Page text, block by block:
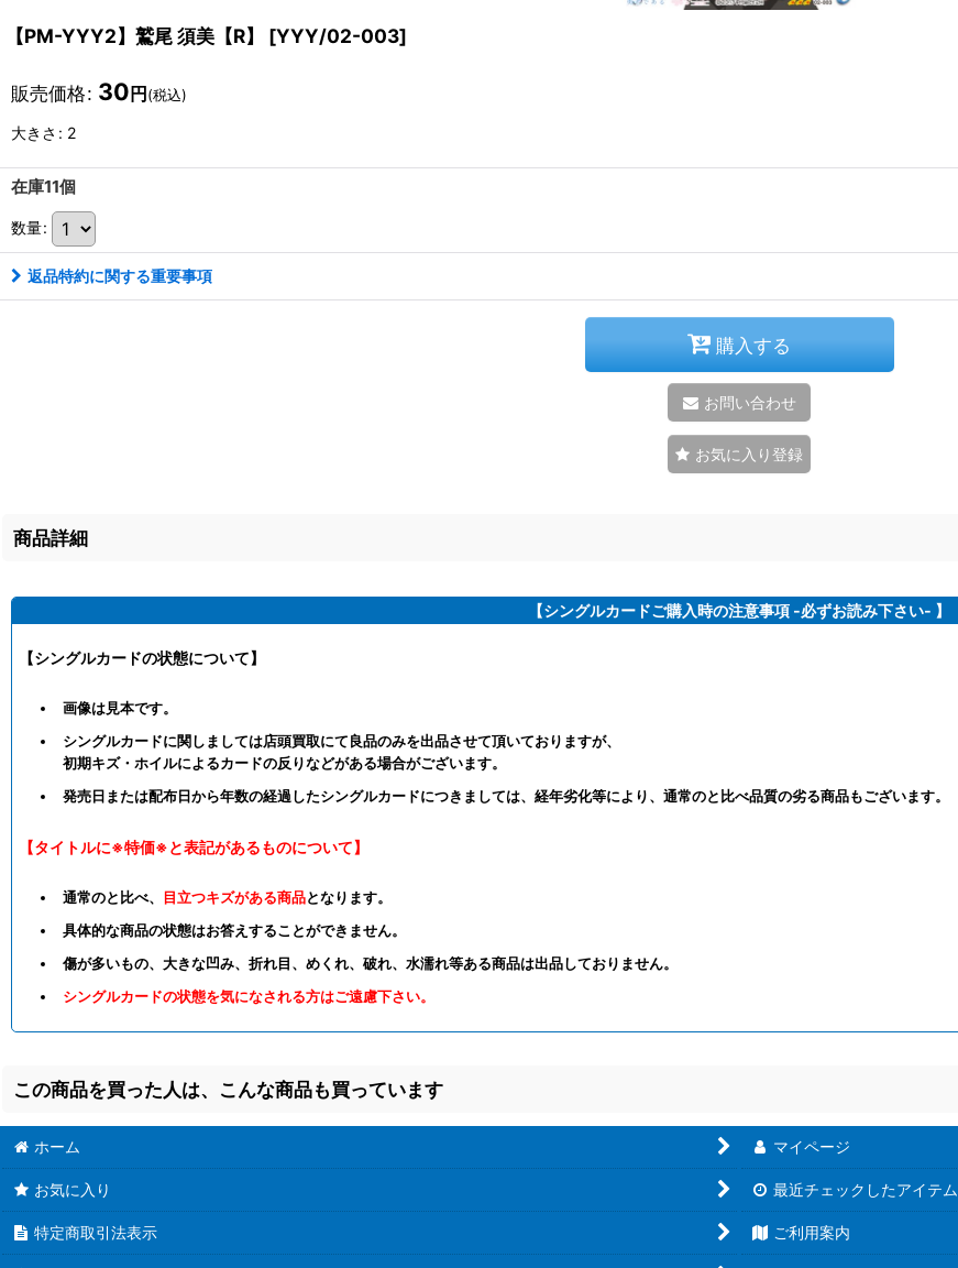
【PM-YYY2】鷲尾 須美【R】 [YYY/02-003]
販売価格: 30 円 (税込)
大きさ : 2
在庫11個
数量:
返品特約に関する重要事項
購入する
お問い合わせ
お気に入り登録
商品詳細
【シングルカードご購入時の注意事項 -必ずお読み下さい- 】
【シングルカードの状態について】
画像は見本です。
シングルカードに関しましては店頭買取にて良品のみを出品させて頂いておりますが、
初期キズ・ホイルによるカードの反りなどがある場合がございます。
発売日または配布日から年数の経過したシングルカードにつきましては、経年劣化等により、通常のと比べ品質の劣る商品もございます。
【タイトルに※特価※と表記があるものについて】
通常のと比べ、 目立つキズがある商品となります。
具体的な商品の状態はお答えすることができません。
傷が多いもの、大きな凹み、折れ目、めくれ、破れ、水濡れ等ある商品は出品しておりません。
シングルカードの状態を気になされる方はご遠慮下さい。
この商品を買った人は、こんな商品も買っています
ホーム マイページ
お気に入り 最近チェックしたアイテム
特定商取引法表示 ご利用案内